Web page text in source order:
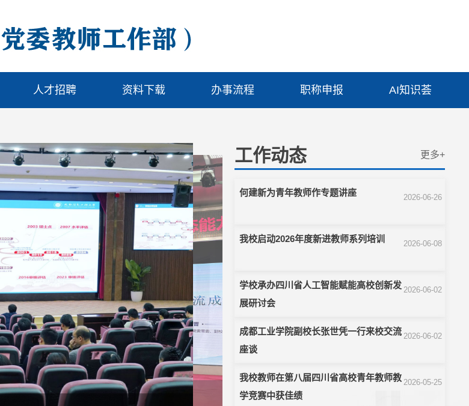
人才招聘 资料下载 办事流程 职称申报 AI知识荟
工作动态 更多+
何建新为青年教师作专题讲座 2026-06-26
我校启动2026年度新进教师系列培训 2026-06-08
学校承办四川省人工智能赋能高校创新发
展研讨会
2026-06-02
成都工业学院副校长张世凭一行来校交流
座谈
2026-06-02
我校教师在第八届四川省高校青年教师教
学竞赛中获佳绩
2026-05-25